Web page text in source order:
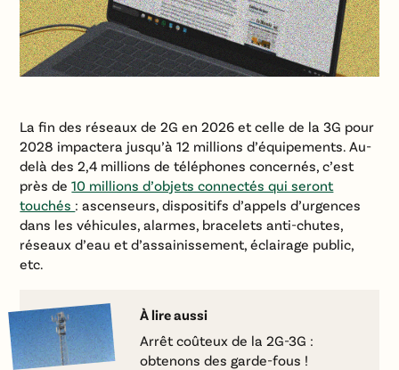
La fin des réseaux de 2G en 2026 et celle de la 3G pour
2028 impactera jusqu’à 12 millions d’équipements. Au-
delà des 2,4 millions de téléphones concernés, c’est
près de10 millions d’objets connectés qui seront
touchés : ascenseurs, dispositifs d’appels d’urgences
dans les véhicules, alarmes, bracelets anti-chutes,
réseaux d’eau et d’assainissement, éclairage public,
etc.
À lire aussi
Arrêt coûteux de la 2G-3G :
obtenons des garde-fous !